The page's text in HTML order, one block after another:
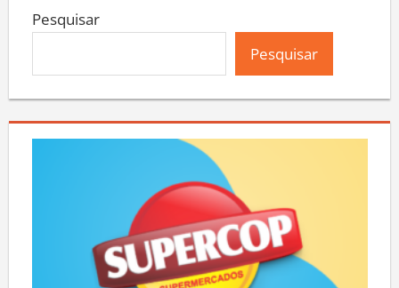
Pesquisar
Pesquisar